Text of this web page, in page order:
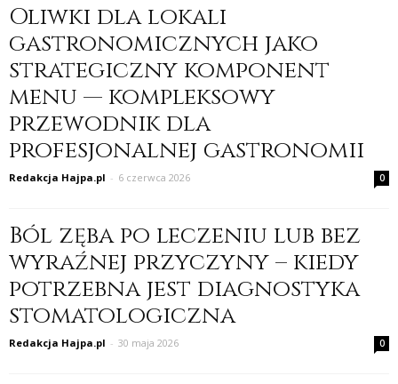
Oliwki dla lokali
gastronomicznych jako
strategiczny komponent
menu — kompleksowy
przewodnik dla
profesjonalnej gastronomii
Redakcja Hajpa.pl - 6 czerwca 2026 0
Ból zęba po leczeniu lub bez
wyraźnej przyczyny – kiedy
potrzebna jest diagnostyka
stomatologiczna
Redakcja Hajpa.pl - 30 maja 2026 0